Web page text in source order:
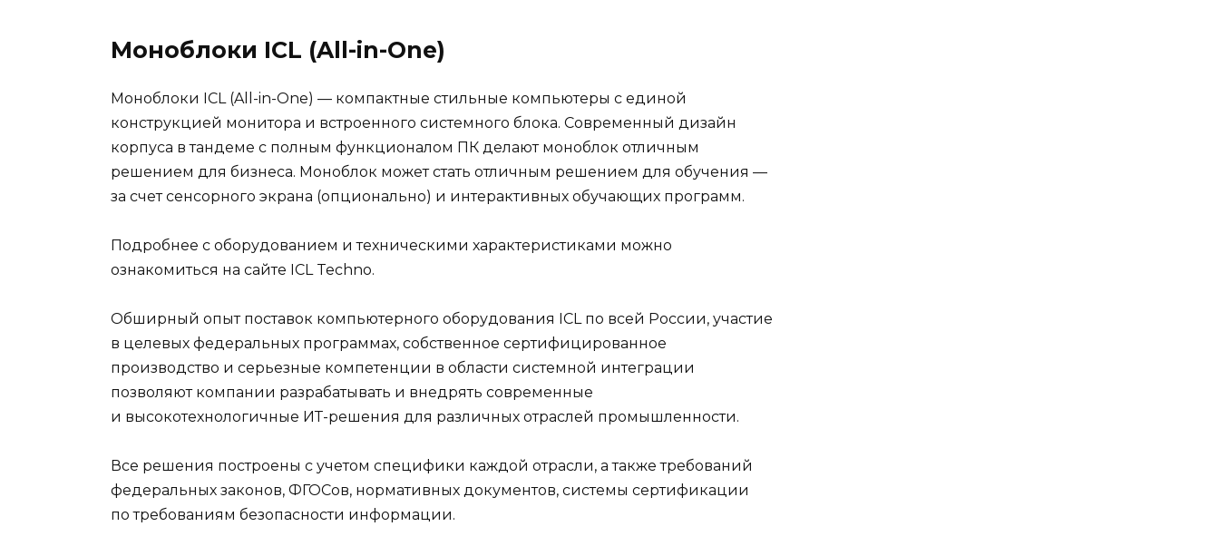
Моноблоки ICL (All-in-One)
Моноблоки ICL (All-in-One) — компактные стильные компьютеры с единой
конструкцией монитора и встроенного системного блока. Современный дизайн
корпуса в тандеме с полным функционалом ПК делают моноблок отличным
решением для бизнеса. Моноблок может стать отличным решением для обучения —
за счет сенсорного экрана (опционально) и интерактивных обучающих программ.
Подробнее с оборудованием и техническими характеристиками можно
ознакомиться на сайте ICL Techno.
Обширный опыт поставок компьютерного оборудования ICL по всей России, участие
в целевых федеральных программах, собственное сертифицированное
производство и серьезные компетенции в области системной интеграции
позволяют компании разрабатывать и внедрять современные
и высокотехнологичные ИТ-решения для различных отраслей промышленности.
Все решения построены с учетом специфики каждой отрасли, а также требований
федеральных законов, ФГОСов, нормативных документов, системы сертификации
по требованиям безопасности информации.